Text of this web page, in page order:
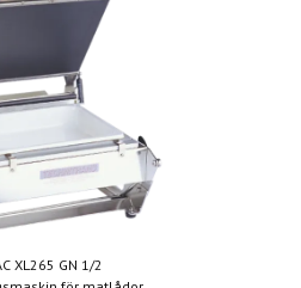
XL265 GN 1/2